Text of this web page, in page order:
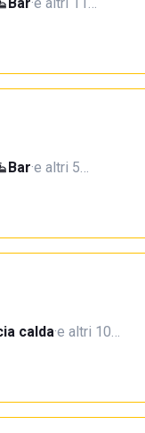
Bar·e altri 5…
calda·e altri 10…